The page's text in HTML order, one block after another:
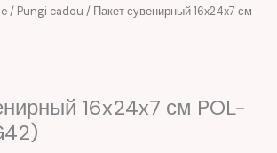
/ Pungi cadou / Пакет сувенирный 16x24x7 см
16x24x7 см POL-
Prețul